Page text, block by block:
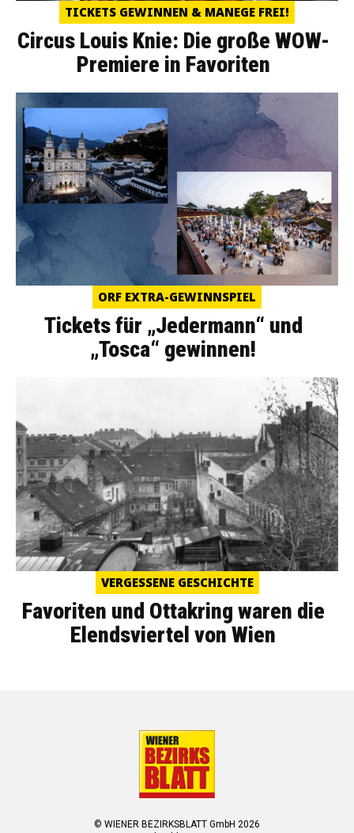
TICKETS GEWINNEN & MANEGE FREI!
Circus Louis Knie: Die große WOW-
Premiere in Favoriten
ORF EXTRA-GEWINNSPIEL
Tickets für „Jedermann“ und
„Tosca“ gewinnen!
VERGESSENE GESCHICHTE
Favoriten und Ottakring waren die
Elendsviertel von Wien
© WIENER BEZIRKSBLATT GmbH 2026